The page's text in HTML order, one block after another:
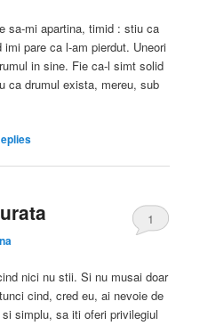
sa-mi apartina, timid : stiu ca
pare ca l-am pierdut. Uneori
in sine. Fie ca-l simt solid
ca drumul exista, mereu, sub
1
nici nu stii. Si nu musai doar
cind, cred eu, ai nevoie de
simplu, sa iti oferi privilegiul